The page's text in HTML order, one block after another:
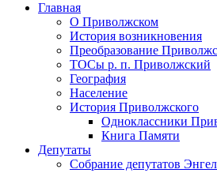
Главная
О Приволжском
История возникновения
Преобразование
ТОСы р. п. Приволжский
География
Население
История Приволжского
Одноклассники
Книга Памяти
Депутаты
Собрание депутатов